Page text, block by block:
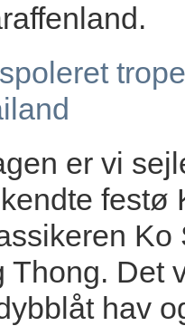
er vi
festø
Ko
Thong. Det
hav